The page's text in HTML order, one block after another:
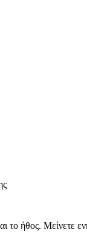
το ήθος. Μείνετε